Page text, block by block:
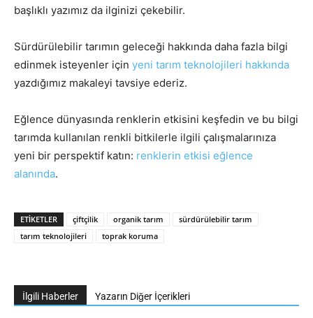
başlıklı yazımız da ilginizi çekebilir.
Sürdürülebilir tarımın geleceği hakkında daha fazla bilgi
edinmek isteyenler için yeni tarım teknolojileri hakkında
yazdığımız makaleyi tavsiye ederiz.
Eğlence dünyasında renklerin etkisini keşfedin ve bu bilgi
tarımda kullanılan renkli bitkilerle ilgili çalışmalarınıza
yeni bir perspektif katın: renklerin etkisi eğlence
alanında.
ETIKETLER çiftçilik organik tarım
sürdürülebilir tarım
tarım teknolojileri
toprak koruma
İlgili Haberler Yazarın Diğer İçerikleri